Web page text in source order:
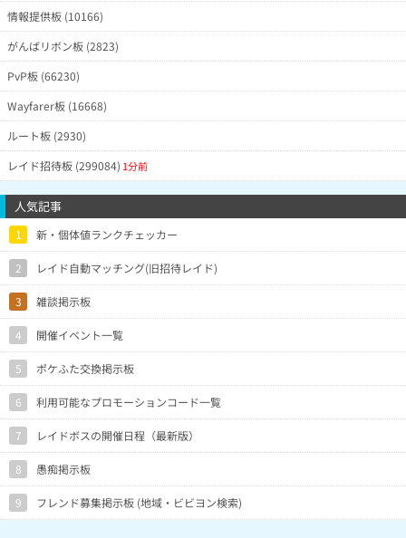
情報提供板 (10166)
がんばリボン板 (2823)
PvP板 (66230)
Wayfarer板 (16668)
ルート板 (2930)
レイド招待板 (299084) 1分前
人気記事
1 新・個体値ランクチェッカー
2 レイド自動マッチング(旧招待レイド)
3 雑談掲示板
4 開催イベント一覧
5 ポケふた交換掲示板
6 利用可能なプロモーションコード一覧
7 レイドボスの開催日程（最新版）
8 愚痴掲示板
9 フレンド募集掲示板 (地域・ビビヨン検索)